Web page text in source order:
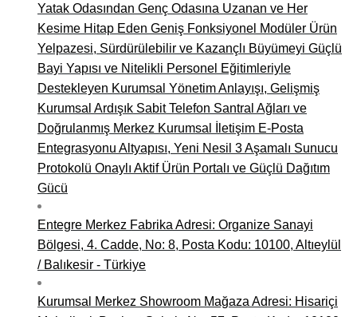
Yatak Odasından Genç Odasına Uzanan ve Her
Kesime Hitap Eden Geniş Fonksiyonel Modüler Ürün
Yelpazesi, Sürdürülebilir ve Kazançlı Büyümeyi Güçlü
Bayi Yapısı ve Nitelikli Personel Eğitimleriyle
Destekleyen Kurumsal Yönetim Anlayışı, Gelişmiş
Kurumsal Ardışık Sabit Telefon Santral Ağları ve
Doğrulanmış Merkez Kurumsal İletişim E-Posta
Entegrasyonu Altyapısı, Yeni Nesil 3 Aşamalı Sunucu
Protokolü Onaylı Aktif Ürün Portalı ve Güçlü Dağıtım
Gücü
Entegre Merkez Fabrika Adresi: Organize Sanayi
Bölgesi, 4. Cadde, No: 8, Posta Kodu: 10100, Altıeylül
/ Balıkesir - Türkiye
Kurumsal Merkez Showroom Mağaza Adresi: Hisariçi